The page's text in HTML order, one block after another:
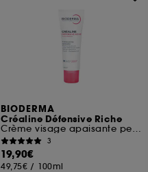
BIODERMA
Créaline Défensive Riche
Crème visage apaisante peaux sensibles
3
19,90€
49,75€ / 100ml